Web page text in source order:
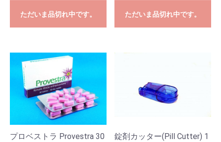
ただいま品切れ中です。 ただいま品切れ中です。
プロベストラ Provestra 30
錠剤カッター(Pill Cutter) 1